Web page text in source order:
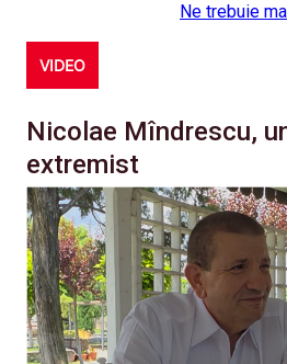
Ne trebuie
VIDEO
Nicolae Mîndrescu,
extremist